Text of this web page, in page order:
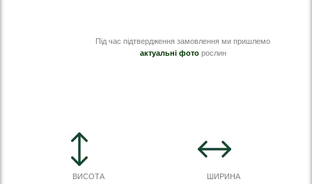
Під час підтвердження замовлення ми пришлемо
актуальні фоторослин
ВИСОТА ШИРИНА